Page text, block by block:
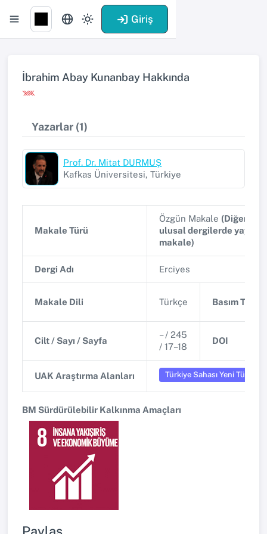
Giriş
İbrahim Abay Kunanbay Hakkında
Yazarlar (1)
Prof. Dr. Mitat DURMUŞ
Kafkas Üniversitesi, Türkiye
Makale Türü
Özgün Makale (Diğer
ulusal dergilerde
makale)
Dergi Adı Erciyes
Makale Dili Türkçe Basım Tarihi
Cilt / Sayı / Sayfa
– / 245
/ 17–18
DOI
UAK Araştırma Alanları Türkiye Sahası Yeni Türk
BM Sürdürülebilir Kalkınma Amaçları